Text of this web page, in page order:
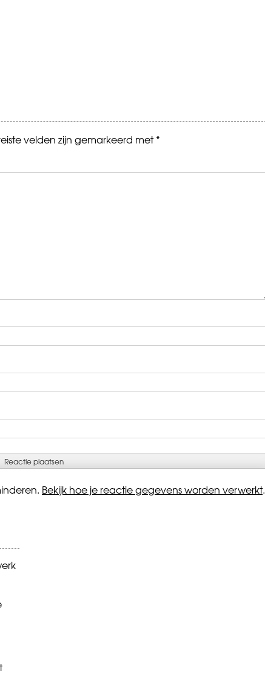
velden zijn gemarkeerd met*
Bekijk hoe je reactie gegevens worden verwerkt.